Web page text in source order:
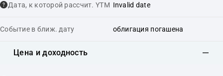
Дата, к которой рассчит. YTM Invalid date
Событие в ближ. дату облигация погашена
Цена и доходность